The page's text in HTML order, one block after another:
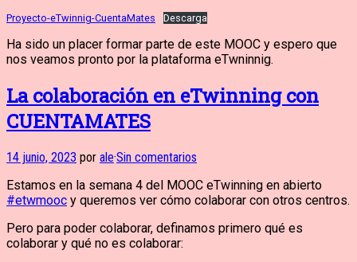
Proyecto-eTwinnig-CuentaMates Descarga
Ha sido un placer formar parte de este MOOC y espero que
nos veamos pronto por la plataforma eTwninnig.
La colaboración en eTwinning con
CUENTAMATES
14 junio, 2023 por ale·Sin comentarios
Estamos en la semana 4 del MOOC eTwinning en abierto
#etwmooc y queremos ver cómo colaborar con otros centros.
Pero para poder colaborar, definamos primero qué es
colaborar y qué no es colaborar: